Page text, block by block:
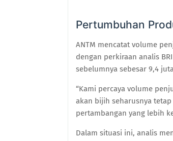
Pertumbuhan
ANTM mencatat volume
dengan perkiraan analis
sebelumnya sebesar 9,4
“Kami percaya volume
akan bijih seharusnya
pertambangan yang lebih
Dalam situasi ini, analis